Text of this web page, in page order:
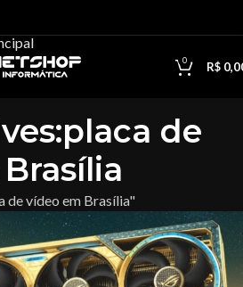
0 R$
de
de vídeo em Brasília"